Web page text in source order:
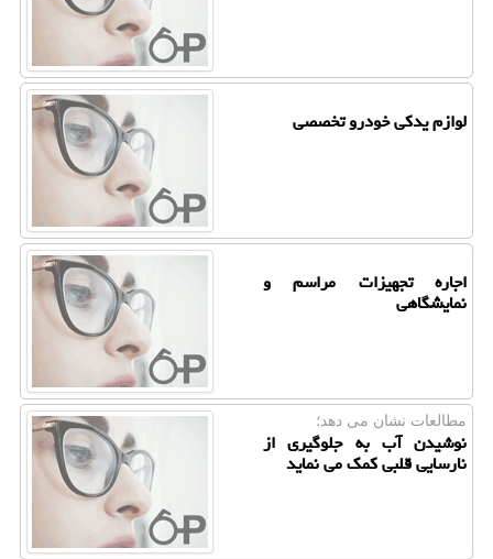
لوازم یدکی خودرو تخصصی
اجاره تجهیزات مراسم و
نمایشگاهی
مطالعات نشان می دهد؛
نوشیدن آب به جلوگیری از
نارسایی قلبی کمک می نماید